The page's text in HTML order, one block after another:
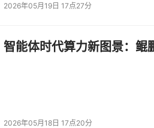
2026年05月19日 17点27分
智能体时代算力新图景：鲲
2026年05月18日 17点20分